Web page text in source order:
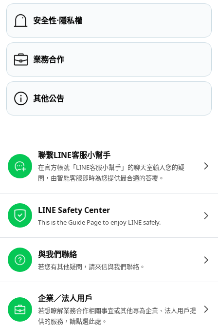
安全性⋅隱私權
業務合作
其他公告
聯繫LINE客服小幫手
在官方帳號「LINE客服小幫手」的聊天室輸入您的疑
問，由智能客服即時為您提供最合適的答覆。
LINE Safety Center
This is the Guide Page to enjoy LINE safely.
與我們聯絡
若您有其他疑問，請來信與我們聯絡。
企業／法人用戶
若想瞭解業務合作相關事宜或其他專為企業、法人用戶提
供的服務，請點選此處。